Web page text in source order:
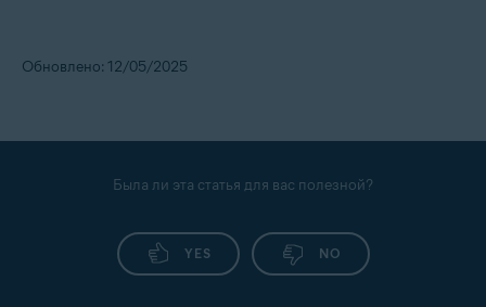
Обновлено: 12/05/2025
Была ли эта статья для вас полезной?
YES NO